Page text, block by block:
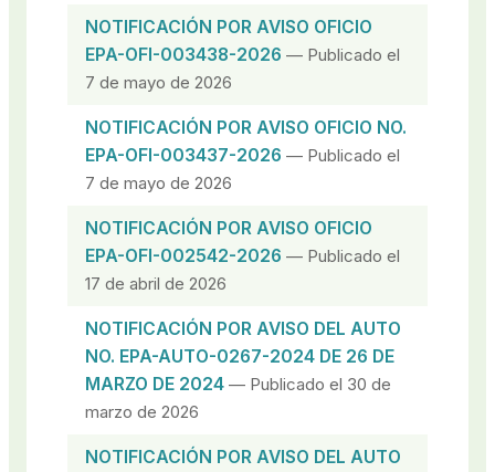
NOTIFICACIÓN POR AVISO OFICIO
EPA-OFI-003438-2026 — Publicado el
7 de mayo de 2026
NOTIFICACIÓN POR AVISO OFICIO NO.
EPA-OFI-003437-2026 — Publicado el
7 de mayo de 2026
NOTIFICACIÓN POR AVISO OFICIO
EPA-OFI-002542-2026 — Publicado el
17 de abril de 2026
NOTIFICACIÓN POR AVISO DEL AUTO
NO. EPA-AUTO-0267-2024 DE 26 DE
MARZO DE 2024 — Publicado el 30 de
marzo de 2026
NOTIFICACIÓN POR AVISO DEL AUTO